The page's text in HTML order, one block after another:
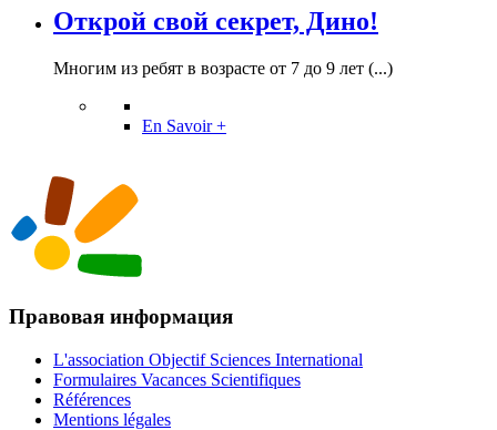
Открой свой секрет, Дино!
Многим из ребят в возрасте от 7 до 9 лет (...)
En Savoir +
Правовая информация
L'association Objectif Sciences International
Formulaires Vacances Scientifiques
Références
Mentions légales